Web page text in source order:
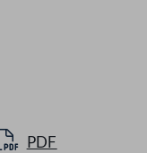
PDF